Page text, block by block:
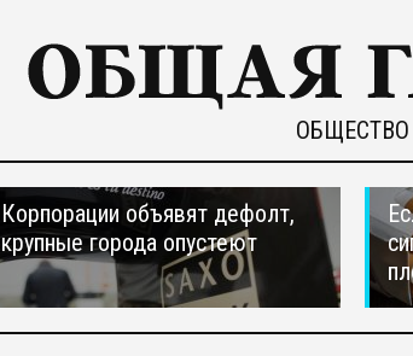
ОБЩЕСТВО
Корпорации объявят дефолт,
крупные города опустеют